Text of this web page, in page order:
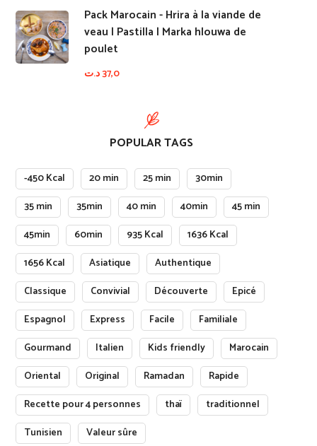
Pack Marocain - Hrira à la viande de
veau | Pastilla | Marka hlouwa de
poulet
37,0د.ت
POPULAR TAGS
-450 Kcal 20 min 25 min
30min
35 min
35min 40 min 40min
45 min
45min
60min 935 Kcal
1636 Kcal
1656 Kcal
Asiatique
Authentique
Classique
Convivial Découverte
Epicé
Espagnol
Express Facile
Familiale
Gourmand
Italien Kids friendly
Marocain
Oriental
Original Ramadan
Rapide
Recette pour 4 personnes
thaï
traditionnel
Tunisien
Valeur sûre